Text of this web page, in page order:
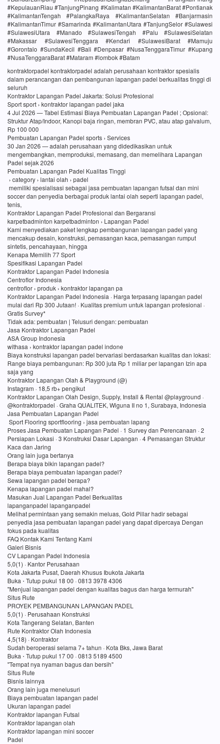
#KepulauanRiau #TanjungPinang #Kalimatan #KalimantanBarat #Pontianak
#KalimantanTengah #PalangkaRaya #KalimantanSelatan #Banjarmasin
#KalimantanTimur #Samarinda #KalimantanUtara #TanjungSelor #Sulawesi
#SulawesiUtara #Manado #SulawesiTengah #Palu #SulawesiSelatan
#Makassar #SulawesiTenggara #Kendari #SulawesiBarat #Mamuju
#Gorontalo #SundaKecil #Bali #Denpasar #NusaTenggaraTimur #Kupang
#NusaTenggaraBarat #Mataram #lombok #Batam
kontraktorpadel kontraktorpadel adalah perusahaan kontraktor spesialis
dalam perancangan dan pembangunan lapangan padel berkualitas tinggi di
seluruh
Kontraktor Lapangan Padel Jakarta: Solusi Profesional
Sport sport › kontraktor lapangan padel jaka
4 Jul 2026 — Tabel Estimasi Biaya Pembuatan Lapangan Padel ; Opsional:
Struktur Atap/Indoor, Kanopi baja ringan, membran PVC, atau atap galvalum,
Rp 100 000
Pembuatan Lapangan Padel sports › Services
30 Jan 2026 — adalah perusahaan yang didedikasikan untuk
mengembangkan, memproduksi, memasang, dan memelihara Lapangan
Padel sejak 2026
Pembuatan Lapangan Padel Kualitas Tinggi
› category › lantai olah › padel
memiliki spesialisasi sebagai jasa pembuatan lapangan futsal dan mini
soccer dan penyedia berbagai produk lantai olah seperti lapangan padel,
tenis,
Kontraktor Lapangan Padel Profesional dan Bergaransi
karpetbadminton karpetbadminton › Lapangan Padel
Kami menyediakan paket lengkap pembangunan lapangan padel yang
mencakup desain, konstruksi, pemasangan kaca, pemasangan rumput
sintetis, pencahayaan, hingga
Kenapa Memilih 77 Sport
Spesifikasi Lapangan Padel
Kontraktor Lapangan Padel Indonesia
Centroflor Indonesia
centroflor › produk › kontraktor lapangan pa
Kontraktor Lapangan Padel Indonesia · Harga terpasang lapangan padel
mulai dari Rp 300 Jutaan! · Kualitas premium untuk lapangan profesional ·
Gratis Survey*
Tidak ada: pembuatan ‎| Telusuri dengan: pembuatan
Jasa Kontraktor Lapangan Padel
ASA Group Indonesia
withasa › kontraktor lapangan padel indone
Biaya konstruksi lapangan padel bervariasi berdasarkan kualitas dan lokasi:
Range biaya pembangunan: Rp 300 juta Rp 1 miliar per lapangan Izin apa
saja yang
Kontraktor Lapangan Olah & Playground (@)
Instagram · 18,5 rb+ pengikut
Kontraktor Lapangan Olah Design, Supply, Install & Rental @playground ·
@kontraktorpadel · Graha QUALITEK, Wiguna II no 1, Surabaya, Indonesia
Jasa Pembuatan Lapangan Padel
Sport Flooring sportflooring › jasa pembuatan lapang
Proses Jasa Pembuatan Lapangan Padel · 1 Survey dan Perencanaan · 2
Persiapan Lokasi · 3 Konstruksi Dasar Lapangan · 4 Pemasangan Struktur
Kaca dan Jaring
Orang lain juga bertanya
Berapa biaya bikin lapangan padel?
Berapa biaya pembuatan lapangan padel?
Sewa lapangan padel berapa?
Kenapa lapangan padel mahal?
Masukan Jual Lapangan Padel Berkualitas
lapanganpadel lapanganpadel
Melihat permintaan yang semakin meluas, Gold Pillar hadir sebagai
penyedia jasa pembuatan lapangan padel yang dapat dipercaya Dengan
fokus pada kualitas
FAQ Kontak Kami Tentang Kami
Galeri Bisnis
CV Lapangan Padel Indonesia
5,0(1) · Kantor Perusahaan
Kota Jakarta Pusat, Daerah Khusus Ibukota Jakarta
Buka ⋅ Tutup pukul 18 00 · 0813 3978 4306
"Menjual lapangan padel dengan kualitas bagus dan harga termurah"
Situs Rute
PROYEK PEMBANGUNAN LAPANGAN PADEL
5,0(1) · Perusahaan Konstruksi
Kota Tangerang Selatan, Banten
Rute Kontraktor Olah Indonesia
4,5(18) · Kontraktor
Sudah beroperasi selama 7+ tahun · Kota Bks, Jawa Barat
Buka ⋅ Tutup pukul 17 00 · 0813 5189 4500
"Tempat nya nyaman bagus dan bersih"
Situs Rute
Bisnis lainnya
Orang lain juga menelusuri
Biaya pembuatan lapangan padel
Ukuran lapangan padel
Kontraktor lapangan Futsal
Kontraktor lapangan olah
Kontraktor lapangan mini soccer
Padel